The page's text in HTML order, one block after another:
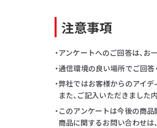
注意事項
・アンケートへのご回答は、
・通信環境の良い場所でご回答
・弊社ではお客様からのアイデ
また、ご記入いただきました
・このアンケートは今後の商
商品に関するお問い合わせは